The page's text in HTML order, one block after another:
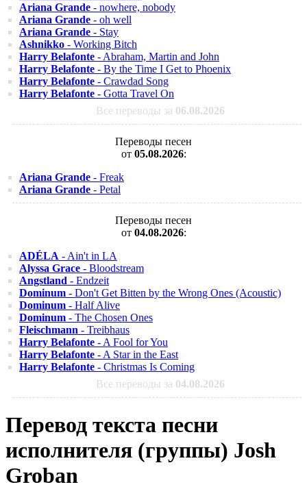
Ariana Grande - nowhere, nobody
Ariana Grande - oh well
Ariana Grande - Stay
Ashnikko - Working Bitch
Harry Belafonte - Abraham, Martin and John
Harry Belafonte - By the Time I Get to Phoenix
Harry Belafonte - Crawdad Song
Harry Belafonte - Gotta Travel On
Все переводы за 06.08.2026
Переводы песен
от 05.08.2026:
Ariana Grande - Freak
Ariana Grande - Petal
Переводы песен
от 04.08.2026:
ADÉLA - Ain't in LA
Alyssa Grace - Bloodstream
Angstland - Endzeit
Dominum - Don't Get Bitten by the Wrong Ones (Acoustic)
Dominum - Half Alive
Dominum - The Chosen Ones
Fleischmann - Treibhaus
Harry Belafonte - A Fool for You
Harry Belafonte - A Star in the East
Harry Belafonte - Christmas Is Coming
Все переводы за 04.08.2026
Перевод текста песни
исполнителя (группы) Josh
Groban